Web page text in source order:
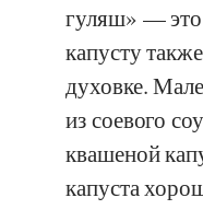
гуляш» —
капусту
духовке.
из соевого
квашеной
капуста